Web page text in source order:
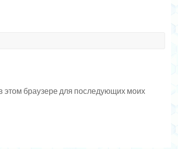
этом браузере для последующих моих